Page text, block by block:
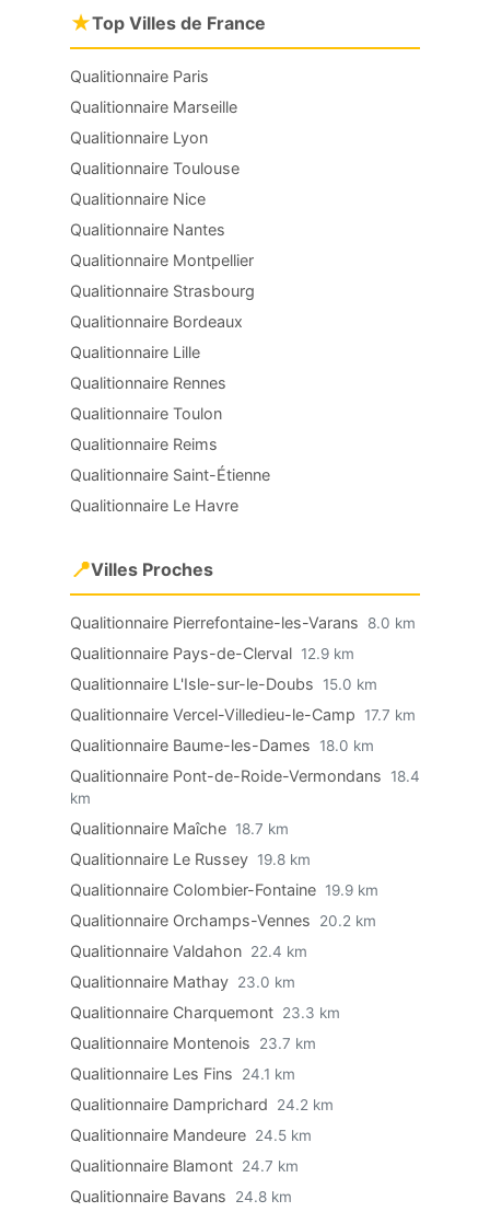
★Top Villes de France
Qualitionnaire Paris
Qualitionnaire Marseille
Qualitionnaire Lyon
Qualitionnaire Toulouse
Qualitionnaire Nice
Qualitionnaire Nantes
Qualitionnaire Montpellier
Qualitionnaire Strasbourg
Qualitionnaire Bordeaux
Qualitionnaire Lille
Qualitionnaire Rennes
Qualitionnaire Toulon
Qualitionnaire Reims
Qualitionnaire Saint-Étienne
Qualitionnaire Le Havre
📍Villes Proches
Qualitionnaire Pierrefontaine-les-Varans 8.0 km
Qualitionnaire Pays-de-Clerval 12.9 km
Qualitionnaire L'Isle-sur-le-Doubs 15.0 km
Qualitionnaire Vercel-Villedieu-le-Camp 17.7 km
Qualitionnaire Baume-les-Dames 18.0 km
Qualitionnaire Pont-de-Roide-Vermondans
18.4
km
Qualitionnaire Maîche 18.7 km
Qualitionnaire Le Russey 19.8 km
Qualitionnaire Colombier-Fontaine 19.9 km
Qualitionnaire Orchamps-Vennes 20.2 km
Qualitionnaire Valdahon 22.4 km
Qualitionnaire Mathay 23.0 km
Qualitionnaire Charquemont 23.3 km
Qualitionnaire Montenois 23.7 km
Qualitionnaire Les Fins 24.1 km
Qualitionnaire Damprichard 24.2 km
Qualitionnaire Mandeure 24.5 km
Qualitionnaire Blamont 24.7 km
Qualitionnaire Bavans 24.8 km